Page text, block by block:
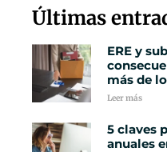
Últimas
ERE y
más de
Leer más
5 claves
anuales